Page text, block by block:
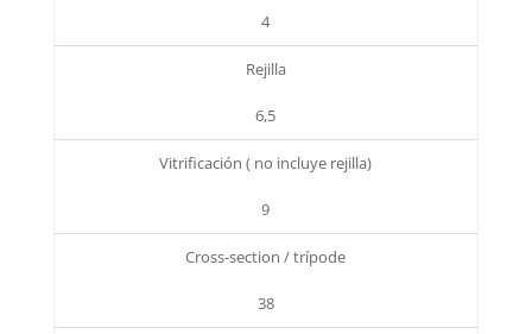
4
Rejilla
6,5
Vitrificación ( no incluye rejilla)
9
Cross-section / trípode
38